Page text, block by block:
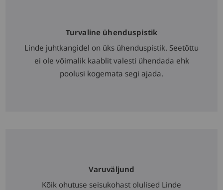
Turvaline ühenduspistik
Linde juhtkangidel on üks ühenduspistik. Seetõttu
ei ole võimalik kaablit valesti ühendada ehk
poolusi kogemata segi ajada.
Varuväljund
Kõik ohutuse seisukohast olulised Linde